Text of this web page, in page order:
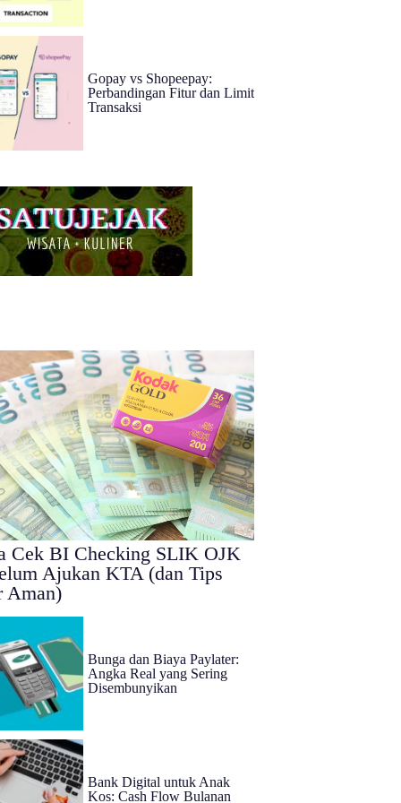
Gopay vs Shopeepay:
Perbandingan Fitur dan Limit
Transaksi
Cek BI Checking SLIK OJK
Ajukan KTA (dan Tips
Aman)
Bunga dan Biaya Paylater:
Angka Real yang Sering
Disembunyikan
Bank Digital untuk Anak
Kos: Cash Flow Bulanan